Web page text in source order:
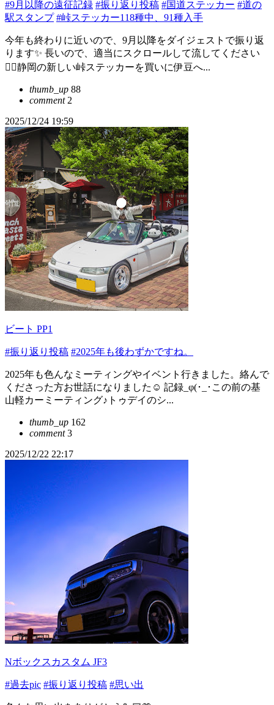
#9月以降の遠征記録 #振り返り投稿 #国道ステッカー #道の
駅スタンプ #峠ステッカー118種中、91種入手
今年も終わりに近いので、9月以降をダイジェストで振り返
ります✨ 長いので、適当にスクロールして流してください
🙇‍♂️静岡の新しい峠ステッカーを買いに伊豆へ...
thumb_up 88
comment2
2025/12/24 19:59
ビート PP1
#振り返り投稿 #2025年も後わずかですね。
2025年も色んなミーティングやイベント行きました。絡んで
くださった方お世話になりました☺️ 記録_φ(･_･この前の基
山軽カーミーティング♪トゥデイのシ...
thumb_up 162
comment3
2025/12/22 22:17
Nボックスカスタム JF3
#過去pic #振り返り投稿 #思い出